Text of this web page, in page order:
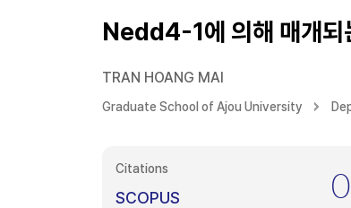
Nedd4-1에 의해 매개되
TRAN HOANG MAI
Graduate School of Ajou University
Citations
SCOPUS 0